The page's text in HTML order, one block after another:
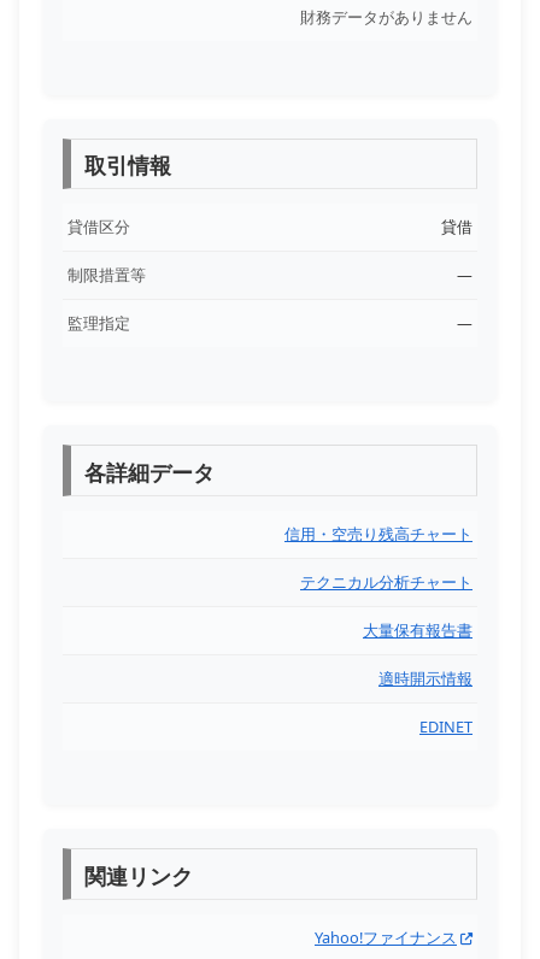
財務データがありません
取引情報
貸借区分 貸借
制限措置等 ―
監理指定 ―
各詳細データ
信用・空売り残高チャート
テクニカル分析チャート
大量保有報告書
適時開示情報
EDINET
関連リンク
Yahoo!ファイナンス